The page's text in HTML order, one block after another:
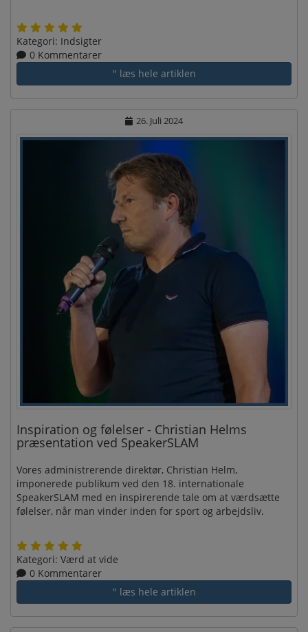
Kategori: Indsigter
0 Kommentarer
" læs hele artiklen
26. Juli 2024
Inspiration og følelser - Christian Helms
præsentation ved SpeakerSLAM
Vores administrerende direktør, Christian Helm,
imponerede publikum ved den 18. internationale
SpeakerSLAM med en inspirerende tale om at værdsætte
følelser, når man vinder inden for sport og arbejdsliv.
Kategori:Værd at vide
0 Kommentarer
" læs hele artiklen